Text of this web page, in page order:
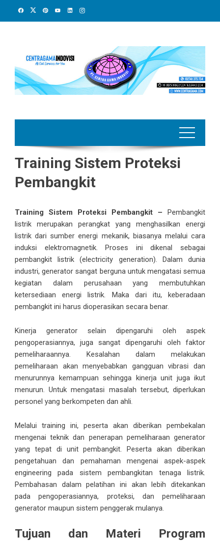
Training Sistem Proteksi
Pembangkit
Training Sistem Proteksi Pembangkit – Pembangkit
listrik merupakan perangkat yang menghasilkan energi
listrik dari sumber energi mekanik, biasanya melalui cara
induksi elektromagnetik. Proses ini dikenal sebagai
pembangkit listrik (electricity generation). Dalam dunia
industri, generator sangat berguna untuk mengatasi semua
kegiatan dalam perusahaan yang membutuhkan
ketersediaan energi listrik. Maka dari itu, keberadaan
pembangkit ini harus dioperasikan secara benar.
Kinerja generator selain dipengaruhi oleh aspek
pengoperasiannya, juga sangat dipengaruhi oleh faktor
pemeliharaannya. Kesalahan dalam melakukan
pemeliharaan akan menyebabkan gangguan vibrasi dan
menurunnya kemampuan sehingga kinerja unit juga ikut
menurun. Untuk mengatasi masalah tersebut, diperlukan
personel yang berkompeten dan ahli.
Melalui training ini, peserta akan diberikan pembekalan
mengenai teknik dan penerapan pemeliharaan generator
yang tepat di unit pembangkit. Peserta akan diberikan
pengetahuan dan pemahaman mengenai aspek-aspek
engineering pada sistem pembangkitan tenaga listrik.
Pembahasan dalam pelatihan ini akan lebih ditekankan
pada pengoperasiannya, proteksi, dan pemeliharaan
generator maupun sistem penggerak mulanya.
Tujuan dan Materi Program